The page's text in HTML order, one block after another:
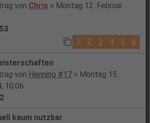
von Chris « Montag 12. Februar
53
1 2 3 4 5 6
von Henning #17 « Montag 15.
10:06
2
kaum nutzbar